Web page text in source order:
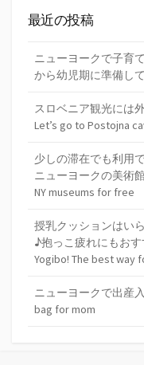
最近の投稿
ニューヨークで子育
から幼児期に準備し
スロベニア観光には
Let’s go to Postojna
少しの滞在でも利用
ニューヨークの美術
NY museums for free
授乳クッションはい
♪抱っこ疲れにもお
Yogibo! The best way
ニューヨークで出産
bag for mom